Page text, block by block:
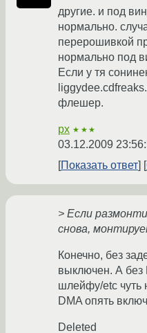
другие. и под
нормально.
перерошивкой
нормально под
Если у тя
флешер.
px ★★★
03.12.2009
Показать ответ
> Если
снова,
Конечно, без
выключен. А без
шлейфу/etc чуть
DMA опять
Deleted